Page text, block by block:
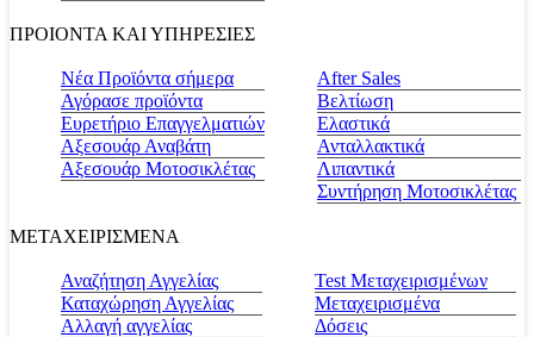
ΠΡΟΙΟΝΤΑ ΚΑΙ ΥΠΗΡΕΣΙΕΣ
Νέα Προϊόντα σήμερα
Αγόρασε προϊόντα
Ευρετήριο Επαγγελματιών
Αξεσουάρ Αναβάτη
Αξεσουάρ Μοτοσικλέτας
Αfter Sales
Βελτίωση
Ελαστικά
Ανταλλακτικά
Λιπαντικά
Συντήρηση Μοτοσικλέτας
ΜΕΤΑΧΕΙΡΙΣΜΕΝΑ
Αναζήτηση Αγγελίας
Καταχώρηση Αγγελίας
Αλλαγή αγγελίας
Test Μεταχειρισμένων
Μεταχειρισμένα
Δόσεις